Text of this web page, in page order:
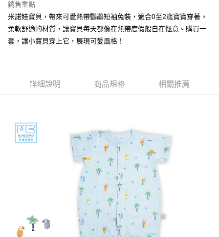
運送方式
宅配
每筆NT$80，滿NT$500(含以上)免運費
銷售重點
米諾娃寶貝，帶來可愛熱帶鸚鵡短袖兔裝，適合0至2歲寶寶穿著。
柔軟舒適的材質，讓寶貝每天都像在熱帶度假般自在愜意。購買一
套，讓小寶貝穿上它，展現可愛風格！
詳細說明 商品規格 相關推薦